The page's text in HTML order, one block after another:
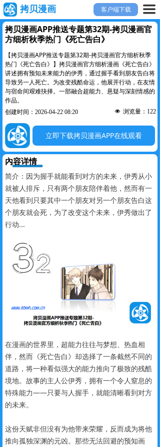
拷贝漫画 끀
客户端下载
內容详情
简介：因为握手就能看到对方的未来，伊秀从小
就被人排斥，只有两个朋友陪伴着他，然而有一
天他看到只要其中一个朋友对另一个朋友告白这
个朋友就会死，为了改变这个未来，伊秀做出了
行动...
在漫画的世界里，超能力往往与梦想、热血相
伴，然而《死亡告白》却选择了一条截然不同的
道路，将一种看似强大的能力推向了极致的残酷
境地。故事的主人公伊秀，拥有一个令人窒息的
特殊能力——只要与人握手，就能清晰看到对方
的未来。
这份天赋非但没有为他带来荣耀，反而成为将他
推向孤独深渊的元凶。那些无法回避的预知画
拷贝漫画APP推送专题第32期-拷贝漫画官
方细析秋季热门《死亡告白》
【拷贝漫画APP推送专题第32期-拷贝漫画官方细析秋季
热门《死亡告白》】拷贝漫画官方细析漫画《死亡告白》
讲述拥有预知未来能力的伊秀，通过握手看到朋友告白将
导致另一人死亡。为改变残酷命运，他展开行动，在友情
与宿命间艰难抉择。一部融合超能力、悬疑与深刻情感的
作品。
创建时间： 2026-04-22 08:20 넶 浏览量： 122
立即下载拷贝漫画APP在线观看